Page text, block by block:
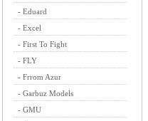
- Eduard
- Excel
- First To Fight
- FLY
- Frrom Azur
- Garbuz Models
- GMU